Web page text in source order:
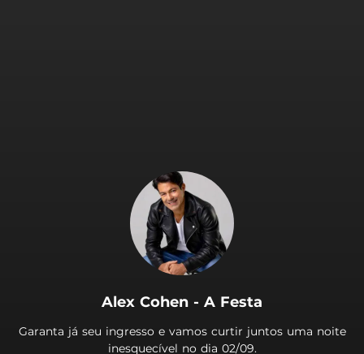
Alex Cohen - A Festa
Garanta já seu ingresso e vamos curtir juntos uma noite
inesquecível no dia 02/09.